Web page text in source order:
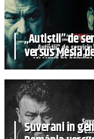
„Autiștii” de
versus Mesia
Suverani în